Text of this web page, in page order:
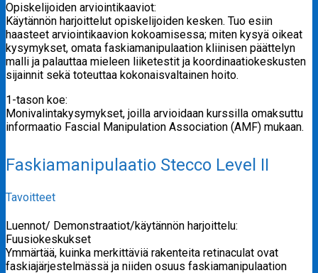
Opiskelijoiden arviointikaaviot:
Käytännön harjoittelut opiskelijoiden kesken. Tuo esiin
haasteet arviointikaavion kokoamisessa; miten kysyä oikeat
kysymykset, omata faskiamanipulaation kliinisen päättelyn
malli ja palauttaa mieleen liiketestit ja koordinaatiokeskusten
sijainnit sekä toteuttaa kokonaisvaltainen hoito.
1-tason koe:
Monivalintakysymykset, joilla arvioidaan kurssilla omaksuttu
informaatio Fascial Manipulation Association (AMF) mukaan.
Faskiamanipulaatio Stecco Level II
Tavoitteet
Luennot/ Demonstraatiot/käytännön harjoittelu:
Fuusiokeskukset
Ymmärtää, kuinka merkittäviä rakenteita retinaculat ovat
faskiajärjestelmässä ja niiden osuus faskiamanipulaation